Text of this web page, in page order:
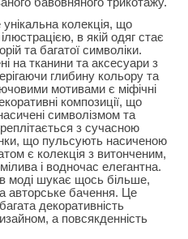
колекція, що
в якій одяг стає
та багатої символіки.
на тканини та аксесуари з
глибину кольору та
мотивами є міфічні
композиції, що
символізмом та
з сучасною
що пульсують насиченою
є колекція з витонченим,
і водночас елегантна.
моді шукає щось більше,
авторське бачення. Це
декоративність
а повсякденність